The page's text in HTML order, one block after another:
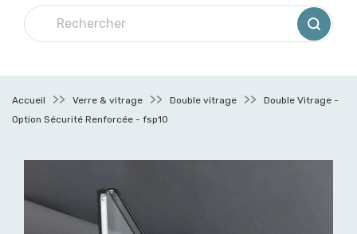
Accueil Verre & vitrage Double vitrage
Double Vitrage -
Option Sécurité Renforcée - fsp10